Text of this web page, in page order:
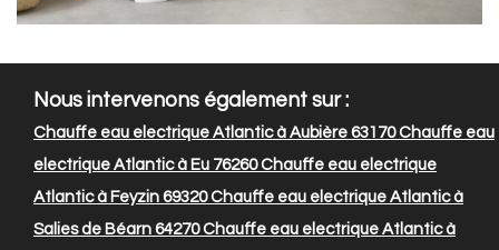
Nous intervenons également sur :
Chauffe eau electrique Atlantic à Aubière 63170Chauffe eau
electrique Atlantic à Eu 76260Chauffe eau electrique
Atlantic à Feyzin 69320Chauffe eau electrique Atlantic à
Salies de Béarn 64270Chauffe eau electrique Atlantic à